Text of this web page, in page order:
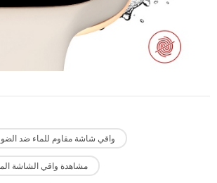
واقي شاشة مقاوم للماء ضد
مشاهدة واقي الشاشة